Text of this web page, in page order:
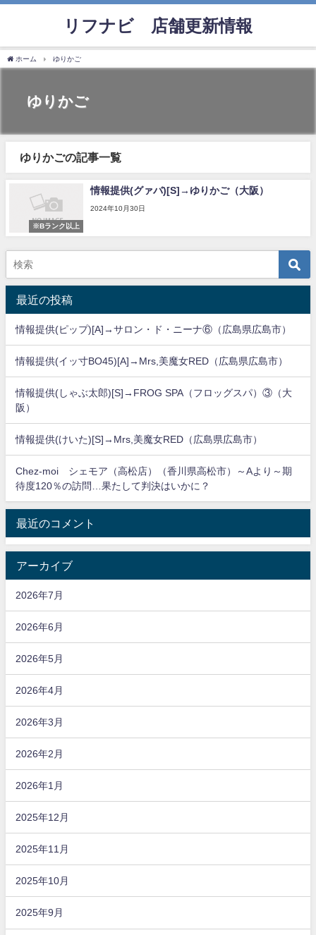
リフナビ®店舗更新情報
ホーム ゆりかご
ゆりかご
ゆりかごの記事一覧
※Bランク以上
情報提供(グァバ)[S]→ゆりかご（大阪）
2024年10月30日
最近の投稿
情報提供(ピップ)[A]→サロン・ド・ニーナ⑥（広島県広島市）
情報提供(イッ寸BO45)[A]→Mrs,美魔女RED（広島県広島市）
情報提供(しゃぶ太郎)[S]→FROG SPA（フロッグスパ）③（大
阪）
情報提供(けいた)[S]→Mrs,美魔女RED（広島県広島市）
Chez-moi シェモア（高松店）（香川県高松市）～Aより～期
待度120％の訪問…果たして判決はいかに？
最近のコメント
アーカイブ
2026年7月
2026年6月
2026年5月
2026年4月
2026年3月
2026年2月
2026年1月
2025年12月
2025年11月
2025年10月
2025年9月